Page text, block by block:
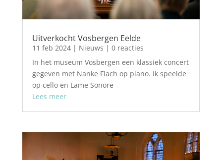
Uitverkocht Vosbergen Eelde
11 feb 2024| Nieuws | 0 reacties
In het museum Vosbergen een klassiek concert
gegeven met Nanke Flach op piano. Ik speelde
op cello en Lame Sonore
Lees meer